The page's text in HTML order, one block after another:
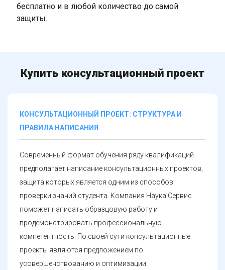
бесплатно и в любой количество до самой
защиты.
Купить консультационный проект
КОНСУЛЬТАЦИОННЫЙ ПРОЕКТ: СТРУКТУРА И
ПРАВИЛА НАПИСАНИЯ
Современный формат обучения ряду квалификаций
предполагает написание консультационных проектов,
защита которых является одним из способов
проверки знаний студента. Компания Наука Сервис
поможет написать образцовую работу и
продемонстрировать профессиональную
компетентность. По своей сути консультационные
проекты являются предложением по
усовершенствованию и оптимизации